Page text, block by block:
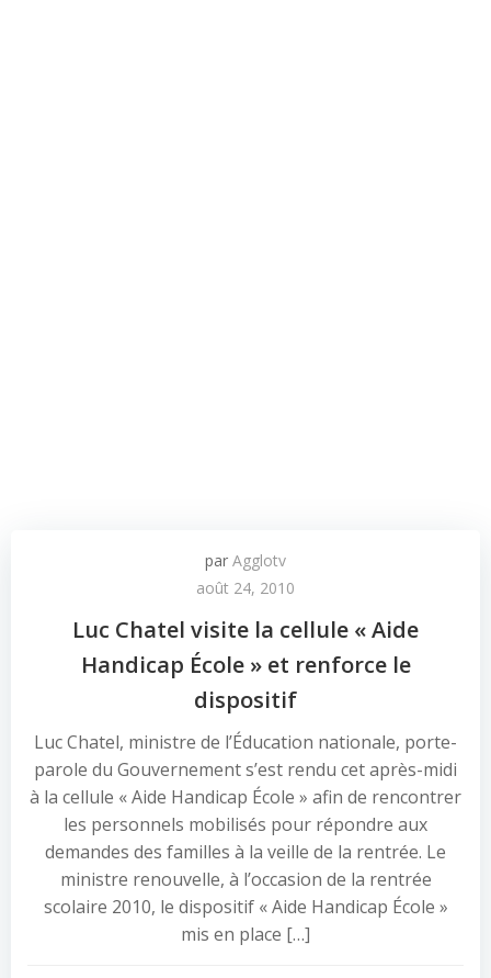
par Agglotv
août 24, 2010
Luc Chatel visite la cellule « Aide
Handicap École » et renforce le
dispositif
Luc Chatel, ministre de l’Éducation nationale, porte-
parole du Gouvernement s’est rendu cet après-midi
à la cellule « Aide Handicap École » afin de rencontrer
les personnels mobilisés pour répondre aux
demandes des familles à la veille de la rentrée. Le
ministre renouvelle, à l’occasion de la rentrée
scolaire 2010, le dispositif « Aide Handicap École »
mis en place […]